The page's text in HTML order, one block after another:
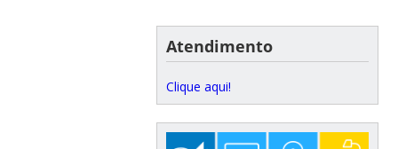
Atendimento
Clique aqui!